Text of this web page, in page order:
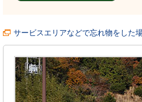
サービスエリアなどで忘れ物をした